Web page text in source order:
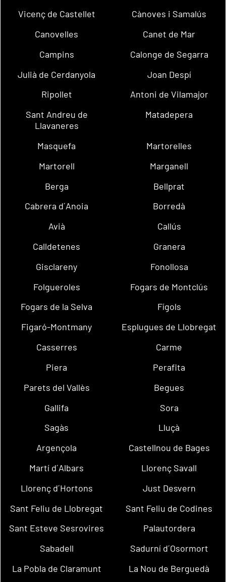
Vicenç de Castellet
Cànoves i Samalús
Canovelles
Canet de Mar
Campins
Calonge de Segarra
Julià de Cerdanyola
Joan Despí
Ripollet
Antoni de Vilamajor
Sant Andreu de
Llavaneres
Matadepera
Masquefa
Martorelles
Martorell
Marganell
Berga
Bellprat
Cabrera d´Anoia
Borredà
Avià
Callús
Calldetenes
Granera
Gisclareny
Fonollosa
Folgueroles
Fogars de Montclús
Fogars de la Selva
Fígols
Figaró-Montmany
Esplugues de Llobregat
Casserres
Carme
Piera
Perafita
Parets del Vallès
Begues
Gallifa
Sora
Sagàs
Lluçà
Argençola
Castellnou de Bages
Martí d´Albars
Llorenç Savall
Llorenç d´Hortons
Just Desvern
Sant Feliu de Llobregat
Sant Feliu de Codines
Sant Esteve Sesrovires
Palautordera
Sabadell
Sadurní d´Osormort
La Pobla de Claramunt
La Nou de Berguedà